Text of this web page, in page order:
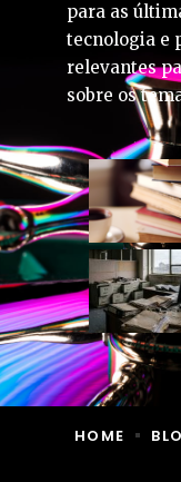
para as
tecnologia e
relevantes
sobre os
HOME